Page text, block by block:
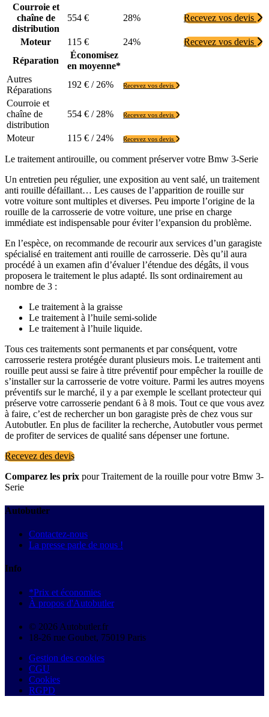
Courroie et
chaîne de
distribution
554 € 28% Recevez vos devis
Moteur 115 € 24%
Recevez vos devis
Réparation
Économisez
en moyenne*
Autres
Réparations
192 € / 26% Recevez vos devis
Courroie et
chaîne de
distribution
554 € / 28% Recevez vos devis
Moteur 115 € / 24% Recevez vos devis
Le traitement antirouille, ou comment préserver votre Bmw 3-Serie
Un entretien peu régulier, une exposition au vent salé, un traitement
anti rouille défaillant… Les causes de l’apparition de rouille sur
votre voiture sont multiples et diverses. Peu importe l’origine de la
rouille de la carrosserie de votre voiture, une prise en charge
immédiate est indispensable pour éviter l’expansion du problème.
En l’espèce, on recommande de recourir aux services d’un garagiste
spécialisé en traitement anti rouille de carrosserie. Dès qu’il aura
procédé à un examen afin d’évaluer l’étendue des dégâts, il vous
proposera le traitement le plus adapté. Ils sont ordinairement au
nombre de 3 :
Le traitement à la graisse
Le traitement à l’huile semi-solide
Le traitement à l’huile liquide.
Tous ces traitements sont permanents et par conséquent, votre
carrosserie restera protégée durant plusieurs mois. Le traitement anti
rouille peut aussi se faire à titre préventif pour empêcher la rouille de
s’installer sur la carrosserie de votre voiture. Parmi les autres moyens
préventifs sur le marché, il y a par exemple le scellant protecteur qui
préserve votre carrosserie pendant 6 à 8 mois. Tout ce que vous avez
à faire, c’est de rechercher un bon garagiste près de chez vous sur
Autobutler. En plus de faciliter la recherche, Autobutler vous permet
de profiter de services de qualité sans dépenser une fortune.
Recevez des devis
Comparez les prix pour Traitement de la rouille pour votre Bmw 3-
Serie
Autobutler
Contactez-nous
La presse parle de nous !
Info
*Prix et économies
À propos d'Autobutler
© 2026 Autobutler.fr
18-26 rue Goubet, 75019 Paris
Gestion des cookies
CGU
Cookies
RGPD